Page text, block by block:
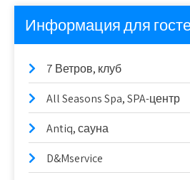
Информация для
7 Ветров, клуб
All Seasons Spa, SPA-центр
Antiq, сауна
D&Mservice